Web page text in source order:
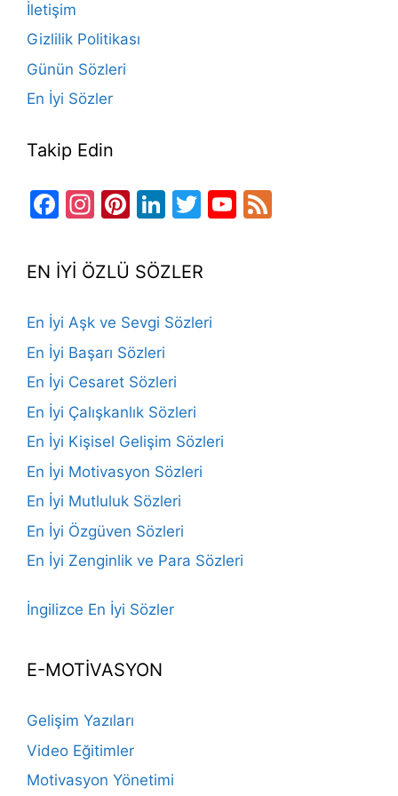
k
İletişim
Gizlilik Politikası
Günün Sözleri
En İyi Sözler
Takip Edin
Facebook
Instagram
Pinterest
LinkedIn
TwitterYouTube
EN İYİ ÖZLÜ SÖZLER
En İyi Aşk ve Sevgi Sözleri
En İyi Başarı Sözleri
En İyi Cesaret Sözleri
En İyi Çalışkanlık Sözleri
En İyi Kişisel Gelişim Sözleri
En İyi Motivasyon Sözleri
En İyi Mutluluk Sözleri
En İyi Özgüven Sözleri
En İyi Zenginlik ve Para Sözleri
İngilizce En İyi Sözler
E-MOTİVASYON
Gelişim Yazıları
Video Eğitimler
Motivasyon Yönetimi